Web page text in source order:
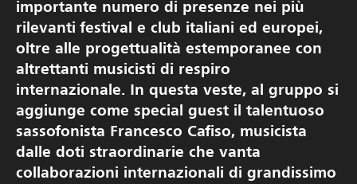
importante numero di presenze nei più
rilevanti festival e club italiani ed europei,
oltre alle progettualità estemporanee con
altrettanti musicisti di respiro
internazionale. In questa veste, al gruppo si
aggiunge come special guest il talentuoso
sassofonista Francesco Cafiso, musicista
dalle doti straordinarie che vanta
collaborazioni internazionali di grandissimo